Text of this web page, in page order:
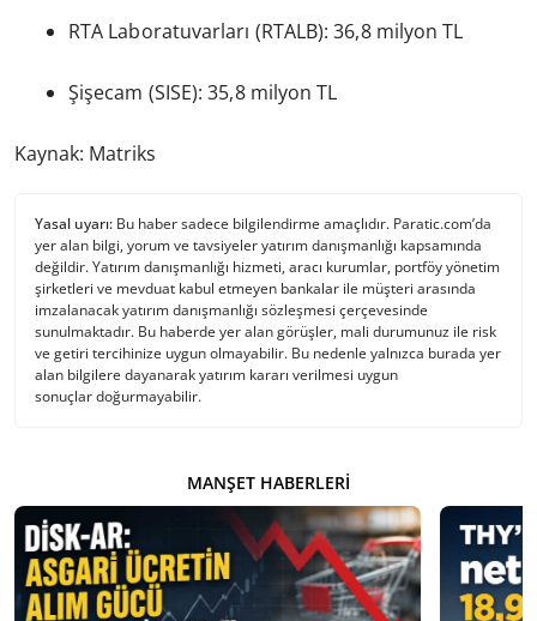
RTA Laboratuvarları (RTALB): 36,8 milyon TL
Şişecam (SISE): 35,8 milyon TL
Kaynak: Matriks
Yasal uyarı: Bu haber sadece bilgilendirme amaçlıdır. Paratic.com’da
yer alan bilgi, yorum ve tavsiyeler yatırım danışmanlığı kapsamında
değildir. Yatırım danışmanlığı hizmeti, aracı kurumlar, portföy yönetim
şirketleri ve mevduat kabul etmeyen bankalar ile müşteri arasında
imzalanacak yatırım danışmanlığı sözleşmesi çerçevesinde
sunulmaktadır. Bu haberde yer alan görüşler, mali durumunuz ile risk
ve getiri tercihinize uygun olmayabilir. Bu nedenle yalnızca burada yer
alan bilgilere dayanarak yatırım kararı verilmesi uygun
sonuçlar doğurmayabilir.
MANŞET HABERLERI